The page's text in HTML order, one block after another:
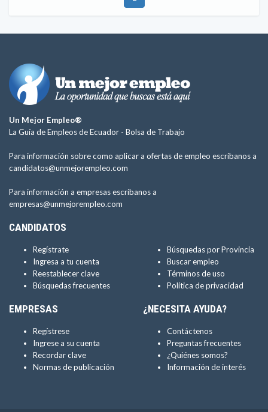
Un Mejor Empleo®
La Guía de Empleos de Ecuador - Bolsa de Trabajo
Para información sobre como aplicar a ofertas de empleo escríbanos a
candidatos@unmejorempleo.com
Para información a empresas escríbanos a
empresas@unmejorempleo.com
CANDIDATOS
Regístrate
Ingresa a tu cuenta
Reestablecer clave
Búsquedas frecuentes
Búsquedas por Provincia
Buscar empleo
Términos de uso
Política de privacidad
EMPRESAS
Regístrese
Ingrese a su cuenta
Recordar clave
Normas de publicación
¿NECESITA AYUDA?
Contáctenos
Preguntas frecuentes
¿Quiénes somos?
Información de interés